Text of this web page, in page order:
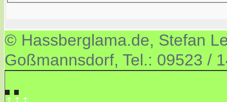
© Hassberglama.de, Stefan
Goßmannsdorf, Tel.: 09523 /